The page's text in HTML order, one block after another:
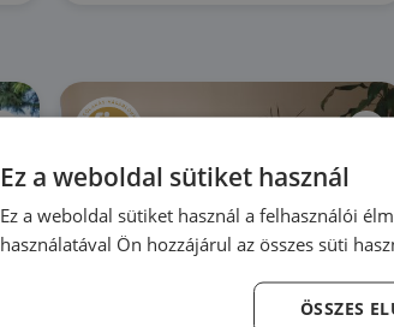
Ez a weboldal sütiket használ
Ez a weboldal sütiket használ a felhasználói
használatával Ön hozzájárul az összes süti
ÖSSZES